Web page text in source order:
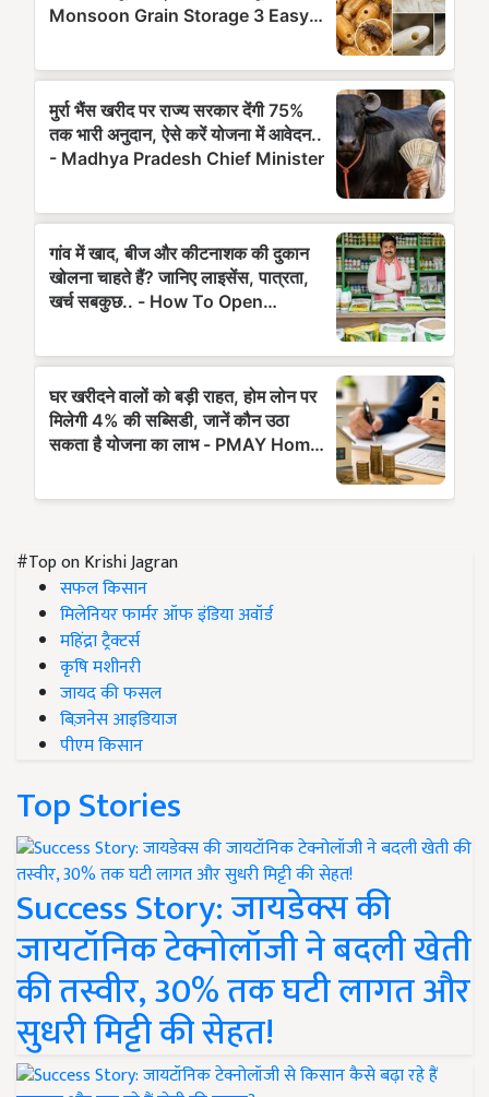
#Top on Krishi Jagran
सफल किसान
मिलेनियर फार्मर ऑफ इंडिया अवॉर्ड
महिंद्रा ट्रैक्टर्स
कृषि मशीनरी
जायद की फसल
बिज़नेस आइडियाज
पीएम किसान
Top Stories
Success Story: जायडेक्स की
जायटॉनिक टेक्नोलॉजी ने बदली खेती
की तस्वीर, 30% तक घटी लागत और
सुधरी मिट्टी की सेहत!